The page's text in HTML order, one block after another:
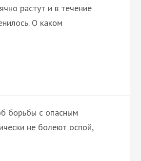
растут и в течение
О каком
борьбы с опасным
не болеют оспой,